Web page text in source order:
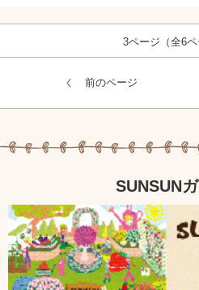
3ページ（全6ペ
前のページ
SUNSUN